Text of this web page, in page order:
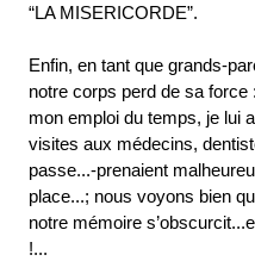
“LA MISERICORDE”.
Enfin, en tant que grands-
notre corps perd de sa force
mon emploi du temps, je lui
visites aux médecins,
passe...-prenaient
place...; nous voyons bien
notre mémoire
!...